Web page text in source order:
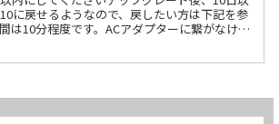
に戻せるようなので、戻したい方は下記を参
は10分程度です。ACアダプターに繋がなけれ